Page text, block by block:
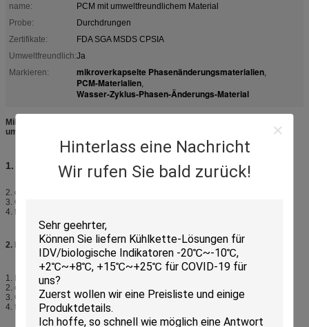
Hinterlass eine Nachricht
Wir rufen Sie bald zurück!
name:
PCM mit umweltfreundlichem Material
Probe:
Durchdrungen
Zertifikate:
FDA SGA MSDS CPSIA
Umweltfreundlich:Ja
Markieren:
mikroverkapselte Phasenänderungsmaterialien,
PCM-Materialien,
Wasser-Zyklus-Phasen-Änderungs-Material
Mikrokapsel, Mikroverkapselung von PCM unter Verwendung
umweltfreundlichen Materials
1. Merkmal A
2. chemisch inert;
3. Ökologisch unbedenklich und ungiftig.
4. für Wasserkreislauf
2. Merkmal B
1. Hohe thermische Energiespeicherkapazität;
2. chemisch inert;
3. Ökologisch unbedenklich und ungiftig.
4. für Wasserkreislauf.